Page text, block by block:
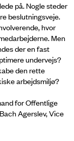
på. Nogle steder
beslutningsveje.
hvor
Men
der en fast
undervejs?
den rette
arbejdsmiljø?
for Offentlige
Agerslev, Vice